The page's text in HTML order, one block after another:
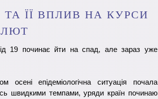
ЇЇ ВПЛИВ НА КУРСИ
19 починає йти на спад, але зараз уже
осені епідеміологічна ситуація почала
швидкими темпами, уряди країн починаю